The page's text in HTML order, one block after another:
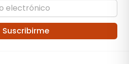
Suscribirme